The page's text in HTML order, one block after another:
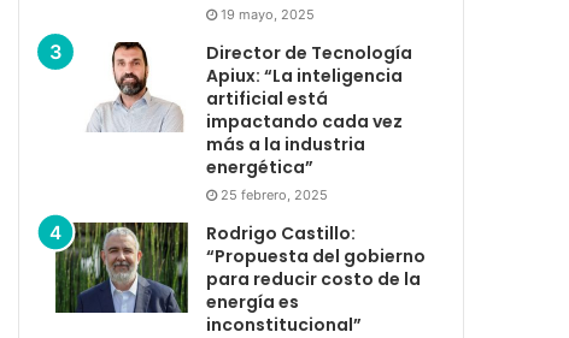
19 mayo, 2025
Director de Tecnología
Apiux: “La inteligencia
artificial está
impactando cada vez
más a la industria
energética”
25 febrero, 2025
Rodrigo Castillo:
“Propuesta del gobierno
para reducir costo de la
energía es
inconstitucional”